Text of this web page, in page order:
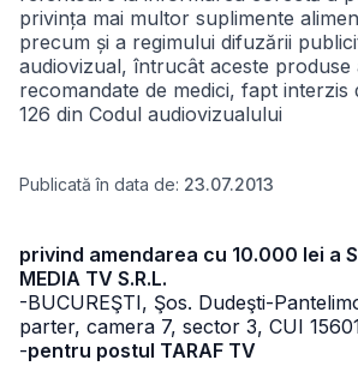
privința mai multor suplimente
precum și a regimului difuzării
audiovizual, întrucât aceste produse
recomandate de medici, fapt interzis
126 din Codul audiovizualului
Publicată în data de: 23.07.2013
privind amendarea cu 10.000 lei a
MEDIA TV S.R.L.
-BUCUREŞTI, Şos. Dudeşti-
parter, camera 7, sector 3, CUI
-pentru postul TARAF TV